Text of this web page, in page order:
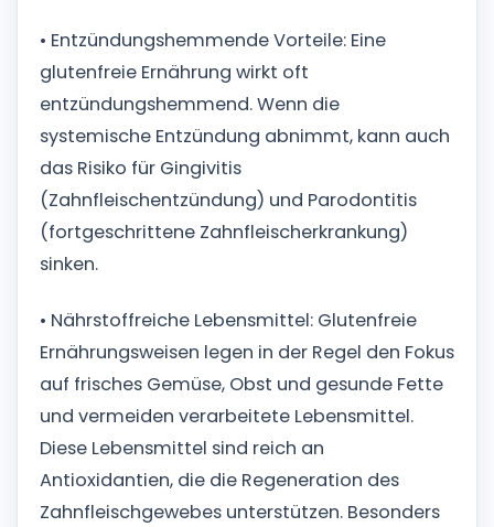
• Entzündungshemmende Vorteile: Eine
glutenfreie Ernährung wirkt oft
entzündungshemmend. Wenn die
systemische Entzündung abnimmt, kann auch
das Risiko für Gingivitis
(Zahnfleischentzündung) und Parodontitis
(fortgeschrittene Zahnfleischerkrankung)
sinken.
• Nährstoffreiche Lebensmittel: Glutenfreie
Ernährungsweisen legen in der Regel den Fokus
auf frisches Gemüse, Obst und gesunde Fette
und vermeiden verarbeitete Lebensmittel.
Diese Lebensmittel sind reich an
Antioxidantien, die die Regeneration des
Zahnfleischgewebes unterstützen. Besonders